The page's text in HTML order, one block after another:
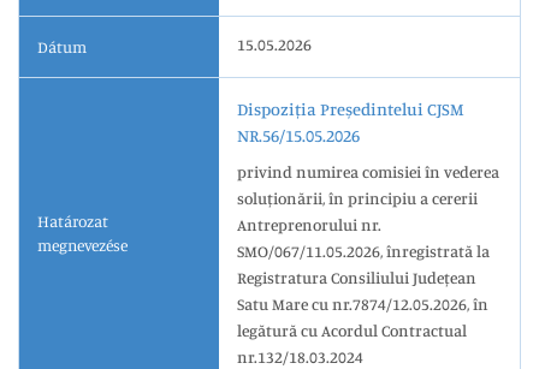
Dátum 15.05.2026
Határozat
megnevezése
Dispoziția Președintelui CJSM
NR.56/15.05.2026
privind numirea comisiei în vederea
soluționării, în principiu a cererii
Antreprenorului nr.
SMO/067/11.05.2026, înregistrată la
Registratura Consiliului Județean
Satu Mare cu nr.7874/12.05.2026, în
legătură cu Acordul Contractual
nr.132/18.03.2024